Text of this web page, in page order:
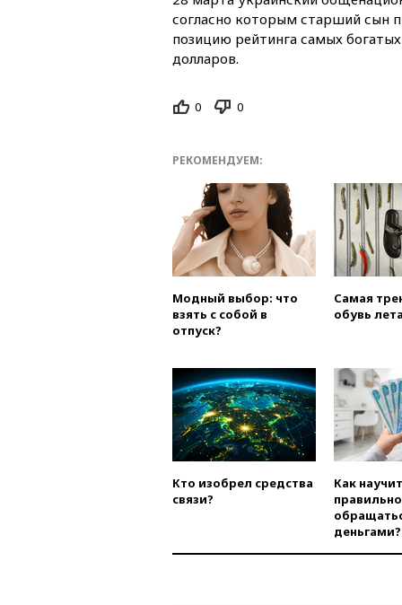
согласно которым старший сын
позицию рейтинга самых
долларов.
0 0
РЕКОМЕНДУЕМ:
Модный выбор: что
взять с собой в
отпуск?
Самая
обувь
Кто изобрел средства
связи?
Как
правильно
деньгами?